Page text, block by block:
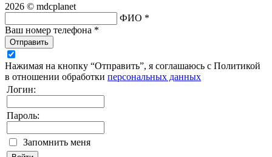
2026 © mdcplanet
ФИО *
Ваш номер телефона *
Отправить
Нажимая на кнопку “Отправить”, я соглашаюсь с Политикой
в отношении обработки персональных данных
Логин:
Пароль:
Запомнить меня